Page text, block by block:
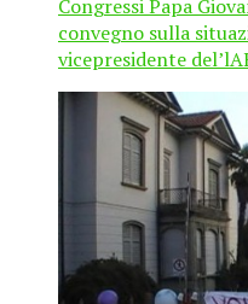
Congressi Papa
convegno sulla
vicepresidente